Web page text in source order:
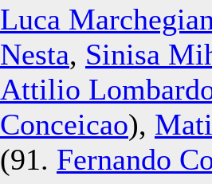
Luca
Nesta, Sinisa
Attilio
Conceicao),
(91. Fernando